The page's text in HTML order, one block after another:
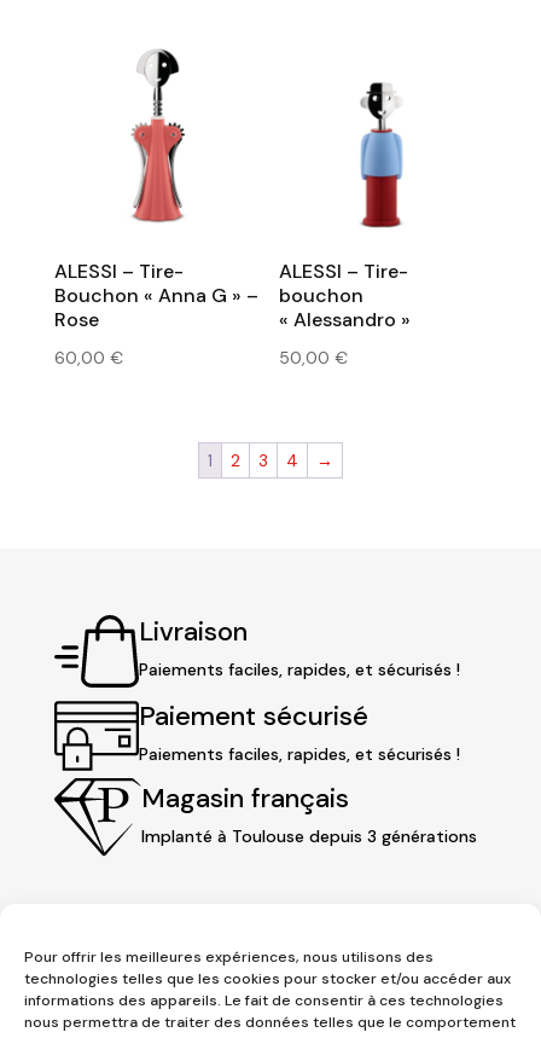
Pour offrir les meilleures expériences, nous utilisons des
technologies telles que les cookies pour stocker et/ou accéder aux
informations des appareils. Le fait de consentir à ces technologies
nous permettra de traiter des données telles que le comportement
ALESSI – Tire-
Bouchon « Anna G » –
Rose
60,00 €
ALESSI – Tire-
bouchon
« Alessandro »
50,00€
1 2 3 4 →
Livraison
Paiements faciles, rapides, et sécurisés !
Paiement sécurisé
Paiements faciles, rapides, et sécurisés !
Magasin français
Implanté à Toulouse depuis 3 générations